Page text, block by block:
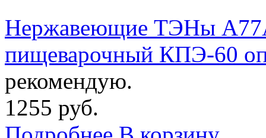
Нержавеющие ТЭНы
пищеварочный КПЭ-60
рекомендую.
1255 руб.